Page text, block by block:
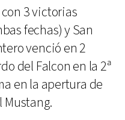
3 victorias
fechas) y San
venció en 2
del Falcon en la 2ª
en la apertura de
Mustang.